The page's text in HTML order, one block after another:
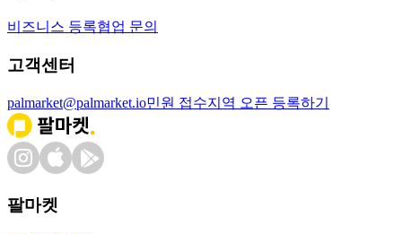
비즈니스 등록협업 문의
고객센터
palmarket@palmarket.io민원 접수지역 오픈 등록하기
팔마켓